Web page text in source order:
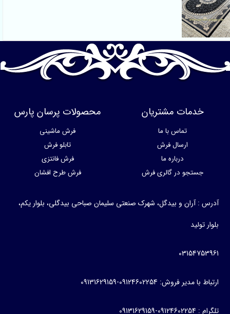
خدمات مشتریان
تماس با ما
ارسال فرش
درباره ما
جستجو در گالری فرش
محصولات پرسان پارس
فرش ماشینی
تابلو فرش
فرش فانتزی
فرش طرح افشان
آدرس : آران و بیدگل، شهرک صنعتی سلیمان صباحی بیدگلی، بلوار یکم،
بلوار تولید
03154753961
ارتباط با مدیر فروش: 09124602254-09131629159
تلگرام : 09124602254-09131629159